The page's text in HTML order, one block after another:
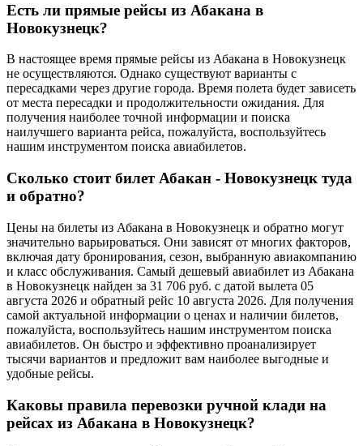
Есть ли прямые рейсы из Абакана в
Новокузнецк?
В настоящее время прямые рейсы из Абакана в Новокузнецк
не осуществляются. Однако существуют варианты с
пересадками через другие города. Время полета будет зависеть
от места пересадки и продолжительности ожидания. Для
получения наиболее точной информации и поиска
наилучшего варианта рейса, пожалуйста, воспользуйтесь
нашим инструментом поиска авиабилетов.
Сколько стоит билет Абакан - Новокузнецк туда
и обратно?
Цены на билеты из Абакана в Новокузнецк и обратно могут
значительно варьироваться. Они зависят от многих факторов,
включая дату бронирования, сезон, выбранную авиакомпанию
и класс обслуживания. Самый дешевый авиабилет из Абакана
в Новокузнецк найден за 31 706 руб. с датой вылета 05
августа 2026 и обратный рейс 10 августа 2026. Для получения
самой актуальной информации о ценах и наличии билетов,
пожалуйста, воспользуйтесь нашим инструментом поиска
авиабилетов. Он быстро и эффективно проанализирует
тысячи вариантов и предложит вам наиболее выгодные и
удобные рейсы.
Каковы правила перевозки ручной клади на
рейсах из Абакана в Новокузнецк?